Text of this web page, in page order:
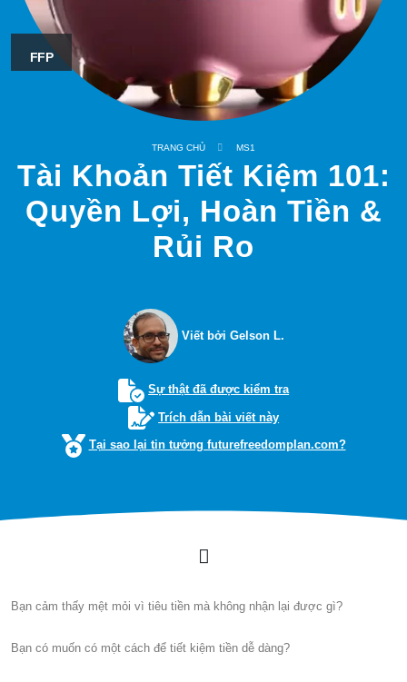
FFP
TRANG CHỦ MS1
Tài Khoản Tiết Kiệm 101:
Quyền Lợi, Hoàn Tiền &
Rủi Ro
Viết bởi Gelson L.
Sự thật đã được kiểm tra
Trích dẫn bài viết này
Tại sao lại tin tưởng futurefreedomplan.com?
Bạn cảm thấy mệt mỏi vì tiêu tiền mà không nhận lại được gì?
Bạn có muốn có một cách để tiết kiệm tiền dễ dàng?